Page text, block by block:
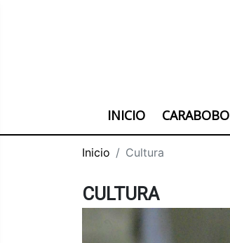
INICIO CARABOBO
Inicio Cultura
CULTURA